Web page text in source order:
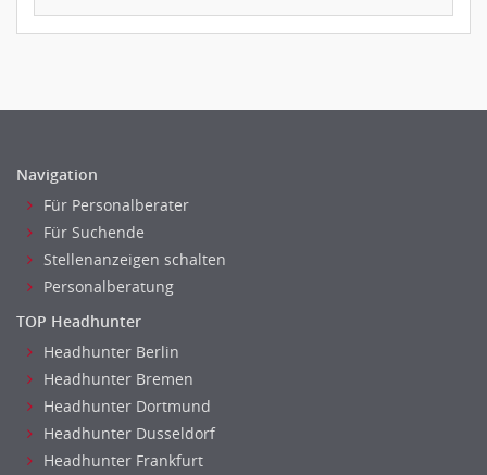
Navigation
Für Personalberater
Für Suchende
Stellenanzeigen schalten
Personalberatung
TOP Headhunter
Headhunter Berlin
Headhunter Bremen
Headhunter Dortmund
Headhunter Dusseldorf
Headhunter Frankfurt